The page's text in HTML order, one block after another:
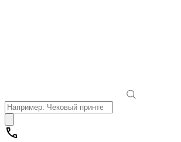
Поиск
товаров